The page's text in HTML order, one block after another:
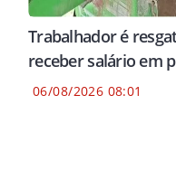
Trabalhador é
receber salário em
06/08/2026 08:01